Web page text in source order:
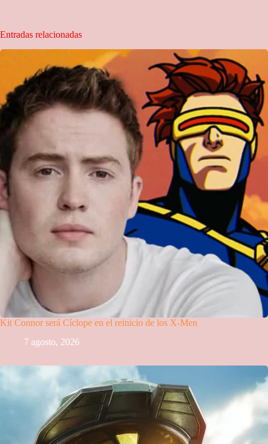
Entradas relacionadas
Kit Connor será Cíclope en el reinicio de los X-Men
7 agosto, 2026